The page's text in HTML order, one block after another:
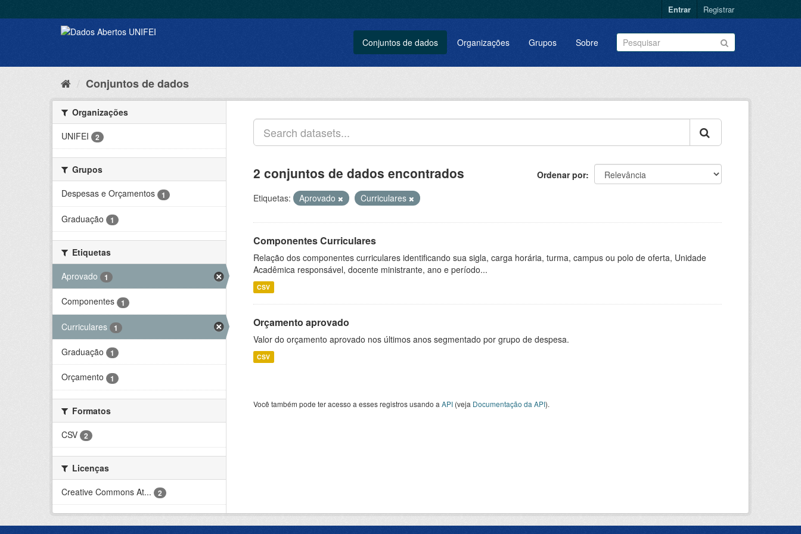
Entrar Registrar
Conjuntos de dados Organizações Grupos Sobre
Conjuntos de dados
Organizações
UNIFEI
2
Grupos
Despesas e Orçamentos
1
Graduação 1
Etiquetas
Aprovado
1
Componentes 1
Curriculares 1
Graduação 1
Orçamento 1
Formatos
CSV
2
Licenças
Creative Commons At...
2
Ordenar por
2 conjuntos de dados encontrados
Etiquetas: Aprovado Curriculares
Componentes Curriculares
Relação dos componentes curriculares identificando sua sigla, carga horária, turma, campus ou polo de oferta, Unidade
Acadêmica responsável, docente ministrante, ano e período...
CSV
Orçamento aprovado
Valor do orçamento aprovado nos últimos anos segmentado por grupo de despesa.
CSV
Você também pode ter acesso a esses registros usando a API (veja Documentação da API).